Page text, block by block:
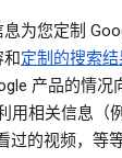
为您定制
和定制的搜索结
产品的情况
用相关信息（
过的视频，等